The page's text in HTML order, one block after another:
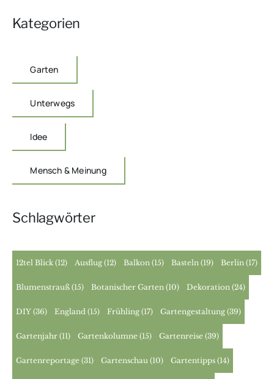
Kategorien
Garten
Unterwegs
Idee
Mensch & Meinung
Schlagwörter
12tel Blick (12) Ausflug (12) Balkon (15) Basteln (19) Berlin (17)
Blumenstrauß (15) Botanischer Garten (10) Dekoration (24)
DIY (36) England (15) Frühling (17) Gartengestaltung (39)
Gartenjahr (11) Gartenkolumne (15) Gartenreise (39)
Gartenreportage (31) Gartenschau (10) Gartentipps (14)